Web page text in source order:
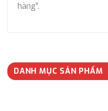
hàng”.
DANH MỤC SẢN PHẨM